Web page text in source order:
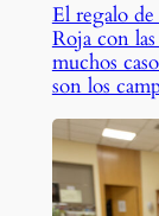
El regalo de
Roja con
muchos
son los